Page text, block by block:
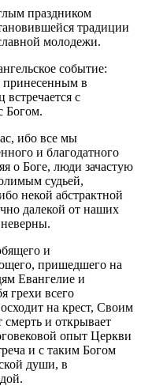
праздником
традиции
молодежи.
событие:
принесенным в
с
Богом.
ибо все мы
и благодатного
о Боге, люди зачастую
судьей,
некой абстрактной
далекой от наших
и
пришедшего на
Евангелие и
грехи всего
на крест, Своим
и открывает
опыт Церкви
и с таким Богом
души, в